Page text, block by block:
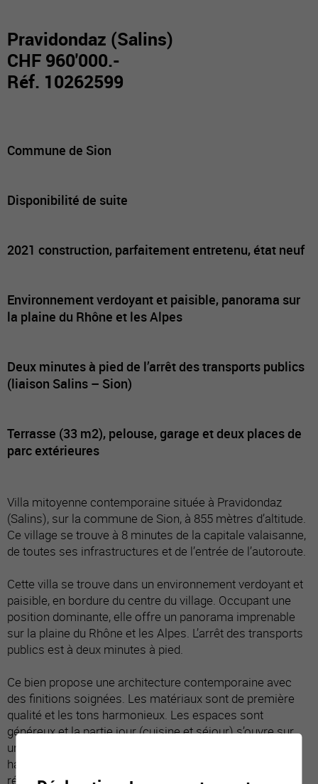
Pravidondaz (Salins)
CHF 960'000.-
Réf. 10262599
Commune de Sion
Disponibilité de suite
2021 construction, parfaitement entretenu, état neuf
Environnement verdoyant et paisible, panorama sur
la plaine du Rhône et les Alpes
Deux minutes à pied de l’arrêt des transports publics
(liaison Salins – Sion)
Terrasse (33 m2), pelouse, garage et deux places de
parc extérieures
Villa mitoyenne contemporaine située à Pravidondaz
(Salins), sur la commune de Sion, à 855 mètres d’altitude.
Ce village se trouve à 8 minutes de la capitale valaisanne,
de toutes ses infrastructures et de l’entrée de l’autoroute.
Cette villa se trouve dans un environnement verdoyant et
paisible, en bordure du centre du village. Occupant une
position dominante, elle offre un panorama imprenable
sur la plaine du Rhône et les Alpes. L’arrêt des transports
publics est à deux minutes à pied.
Ce bien propose une architecture contemporaine avec
des finitions soignées. Les matériaux sont de première
qualité et les tons harmonieux. Les espaces sont
généreux et la partie jour (cuisine et séjour) s’ouvre sur
une belle terrasse. Avec ses nombreuses pièces, cette
habitation est parfaite pour une famille. De construction
récente et parfaitement entretenue, elle est vendue en